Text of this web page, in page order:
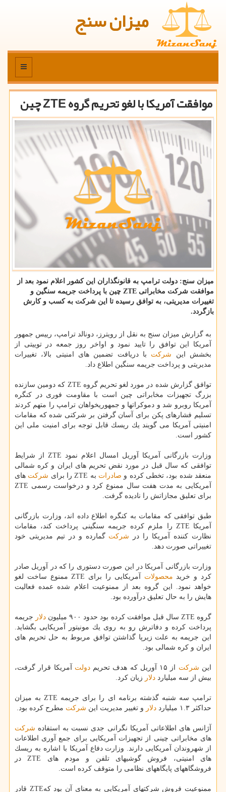
میزان سنج
منو
موافقت آمریكا با لغو تحریم گروه ZTE چین
میزان سنج: دولت ترامپ به قانونگذاران این كشور اعلام نمود بعد از
موافقت شركت مخابراتی ZTE چین با پرداخت جریمه سنگین و
تغییرات مدیریتی، به توافق رسیده تا این شركت به كسب و كارش
بازگردد.
به گزارش میزان سنج به نقل از رویترز، دونالد ترامپ، رییس جمهور
آمریكا این توافق را تایید نمود و اواخر روز جمعه در توییتی از
بخشش این شركت با دریافت تضمین های امنیتی بالا، تغییرات
مدیریتی و پرداخت جریمه سنگین اطلاع داد.
توافق گزارش شده در مورد لغو تحریم گروه ZTE كه دومین سازنده
بزرگ تجهیزات مخابراتی چین است با مقاومت فوری در كنگره
آمریكا روبرو شد و دموكراتها و جمهوریخواهان ترامپ را متهم كردند
تسلیم فشارهای پكن برای آسان گرفتن بر شركتی شده كه مقامات
امنیتی آمریكا می گویند یك ریسك قابل توجه برای امنیت ملی این
كشور است.
وزارت بازرگانی آمریكا آوریل امسال اعلام نمود ZTE از شرایط
توافقی كه سال قبل در مورد نقض تحریم های ایران و كره شمالی
منعقد شده بود، تخطی كرده و صادرات به ZTE را برای شركت های
آمریكایی به مدت هفت سال ممنوع كرد و درخواست رسمی ZTE
برای تعلیق مجازاتش را نادیده گرفت.
طبق توافقی كه مقامات به كنگره اطلاع داده اند، وزارت بازرگانی
آمریكا ZTE را ملزم كرده جریمه سنگینی پرداخت كند، مقامات
نظارت كننده آمریكا را در شركت گمارده و در تیم مدیریتی خود
تغییراتی صورت دهد.
وزارت بازرگانی آمریكا در این صورت دستوری را كه در آوریل صادر
كرد و خرید محصولات
آمریكایی را برای ZTE ممنوع ساخت لغو
خواهد نمود. این گروه بعد از ممنوعیت اعلام شده عمده فعالیت
هایش را به حال تعلیق درآورده بود.
گروه ZTE سال قبل موافقت كرده بود حدود ۹۰۰ میلیون دلار جریمه
پرداخت كرده و دفاترش رو به روی یك مونیتور آمریكایی بگشاید.
این جریمه به علت زیرپا گذاشتن توافق مربوط به حل تحریم های
ایران و كره شمالی بود.
این شركت از ۱۵ آوریل كه هدف تحریم دولت آمریكا قرار گرفت،
بیش از سه میلیارد دلار زیان كرد.
ترامپ سه شنبه گذشته برنامه ای را برای جریمه ZTE به میزان
حداكثر ۱.۳ میلیارد
دلار و تغییر مدیریت این شركت مطرح كرده بود.
آژانس های اطلاعاتی آمریكا نگرانی جدی نسبت به استفاده شركت
های مخابراتی چینی از تجهیزات آمریكایی برای جمع آوری اطلاعات
از شهروندان آمریكایی دارند. وزارت دفاع آمریكا با اشاره به ریسك
های امنیتی، فروش گوشیهای تلفن و مودم های ZTE در
فروشگاههای پایگاههای نظامی را متوقف كرده است.
ممنوعیت فروش شركتهای آمریكایی به معنای آن بود كهZTE قادر